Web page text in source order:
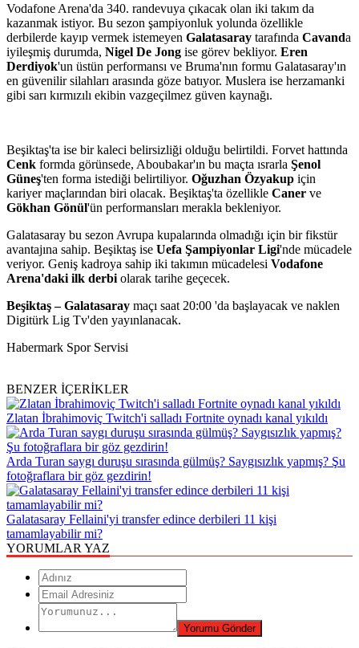
Vodafone Arena'da 340. randevuya çıkacak olan iki takım da
kazanmak istiyor. Bu sezon şampiyonluk yolunda özellikle
derbilerde kayıp vermek istemeyen Galatasaray tarafında Cavanda
iyileşmiş durumda, Nigel De Jong ise görev bekliyor. Eren
Derdiyok'un üstün performansı ve Bruma'nın formu Galatasaray'ın
en güvenilir silahları arasında göze batıyor. Muslera ise herzamanki
gibi sarı kırmızılı ekibin vazgeçilmez güven kaynağı.
Beşiktaş'ta ise bir kaleci belirsizliği olduğu belirtildi. Forvet hattında
Cenk formda görünsede, Aboubakar'ın bu maçta ısrarla Şenol
Güneş'ten forma istediği belirtiliyor. Oğuzhan Özyakup için
kariyer maçlarından biri olacak. Beşiktaş'ta özellikle Caner ve
Gökhan Gönül'ün performansları merakla bekleniyor.
Galatasaray bu sezon Avrupa kupalarında olmadığı için bir fikstür
avantajına sahip. Beşiktaş ise Uefa Şampiyonlar Ligi'nde mücadele
veriyor. Geniş kadroya sahip iki takımın mücadelesi Vodafone
Arena'daki ilk derbi olarak tarihe geçecek.
Beşiktaş – Galatasaray maçı saat 20:00 'da başlayacak ve naklen
Digitürk Lig Tv'den yayınlanacak.
Habermark Spor Servisi
BENZER İÇERİKLER
Zlatan İbrahimoviç Twitch'i salladı Fortnite oynadı kanal yıkıldı
Arda Turan saygı duruşu sırasında gülmüş? Saygısızlık yapmış? Şu
fotoğraflara bir göz gezdirin!
Galatasaray Fellaini'yi transfer edince derbileri 11 kişi
tamamlayabilir mi?
YORUMLAR YAZ